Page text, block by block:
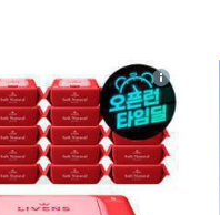
상
세